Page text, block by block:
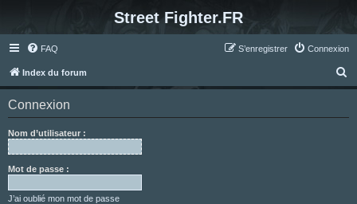
Street Fighter.FR
FAQ Connexion
S’enregistrer
Index du forum
e
Connexion
Nom d’utilisateur :
Mot de passe :
J’ai oublié mon mot de passe